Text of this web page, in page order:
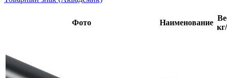
Фото Наименование